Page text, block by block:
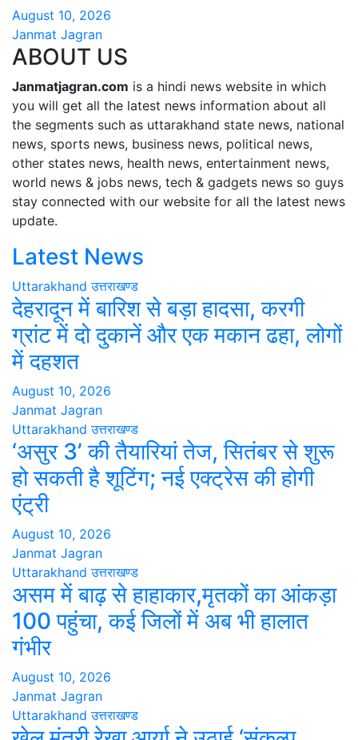
August 10, 2026
Janmat Jagran
ABOUT US
Janmatjagran.com is a hindi news website in which
you will get all the latest news information about all
the segments such as uttarakhand state news, national
news, sports news, business news, political news,
other states news, health news, entertainment news,
world news & jobs news, tech & gadgets news so guys
stay connected with our website for all the latest news
update.
Latest News
Uttarakhand उत्तराखण्ड
देहरादून में बारिश से बड़ा हादसा, करगी
ग्रांट में दो दुकानें और एक मकान ढहा, लोगों
में दहशत
August 10, 2026
Janmat Jagran
Uttarakhand उत्तराखण्ड
‘असुर 3’ की तैयारियां तेज, सितंबर से शुरू
हो सकती है शूटिंग; नई एक्ट्रेस की होगी
एंट्री
August 10, 2026
Janmat Jagran
Uttarakhand उत्तराखण्ड
असम में बाढ़ से हाहाकार,मृतकों का आंकड़ा
100 पहुंचा, कई जिलों में अब भी हालात
गंभीर
August 10, 2026
Janmat Jagran
Uttarakhand उत्तराखण्ड